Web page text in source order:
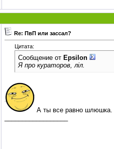
Re: ПвП или зассал?
Цитата:
Сообщение от Epsilоn
Я про кураторов, лiл.
А ты все равно шлюшка.